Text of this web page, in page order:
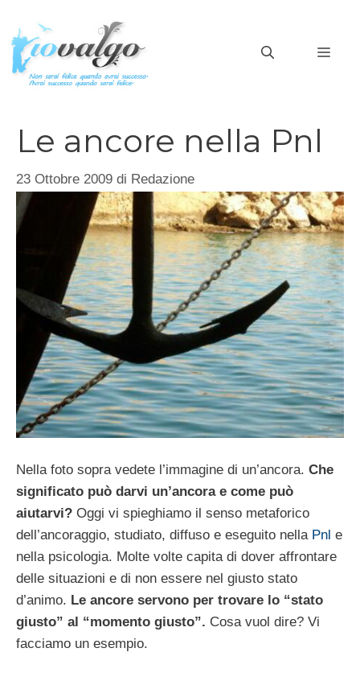
contenuto
Le ancore nella Pnl
23 Ottobre 2009 di Redazione
Nella foto sopra vedete l’immagine di un’ancora. Che
significato può darvi un’ancora e come può
aiutarvi? Oggi vi spieghiamo il senso metaforico
dell’ancoraggio, studiato, diffuso e eseguito nella Pnl e
nella psicologia. Molte volte capita di dover affrontare
delle situazioni e di non essere nel giusto stato
d’animo. Le ancore servono per trovare lo “stato
giusto” al “momento giusto”. Cosa vuol dire? Vi
facciamo un esempio.